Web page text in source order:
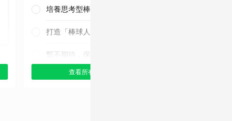
培養思考型棒球人才
打造「棒球人之家」
暫不期待，保持觀望
查看所有選項